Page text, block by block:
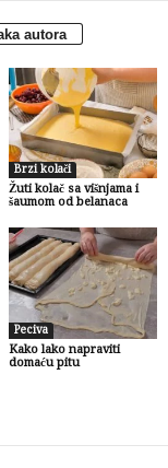
autora
Brzi kolači
Žuti kolač sa višnjama i
šaumom od belanaca
Peciva
Kako lako napraviti
domaću pitu